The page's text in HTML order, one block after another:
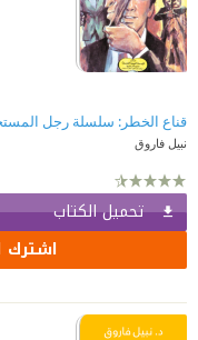
قناع الخطر: سلسلة رجل
نبيل فاروق
تحميل الكتاب
اشترك